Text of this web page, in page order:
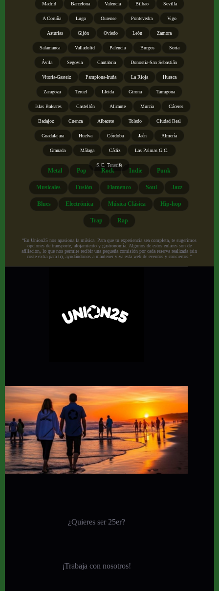
Madrid Barcelona Valencia Bilbao Sevilla
A Coruña Lugo Ourense Pontevedra Vigo
Asturias Gijón Oviedo León Zamora
Salamanca Valladolid Palencia Burgos Soria
Ávila Segovia Cantabria Donostia-San Sebastián
Vitoria-Gasteiz Pamplona-Iruña La Rioja Huesca
Zaragoza Teruel Lleida Girona Tarragona
Islas Baleares Castellón Alicante Murcia Cáceres
Badajoz Cuenca Albacete Toledo Ciudad Real
Guadalajara Huelva Córdoba Jaén Almería
Granada Málaga Cádiz Las Palmas G.C.
S.C. Tenerife
Metal Pop Rock Indie Punk
Musicales Fusión Flamenco Soul Jazz
Blues Electrónica Música Clásica Hip-hop
Trap Rap
“En Union25 nos apasiona la música. Para que tu experiencia sea completa, te sugerimos
opciones de transporte, alojamiento y gastronomía. Algunos de estos enlaces son de
afiliación, lo que nos permite recibir una pequeña comisión por cada reserva realizada (sin
coste extra para ti), ayudándonos a mantener viva esta web de eventos y conciertos.”
¿Quieres ser 25er?
¡Trabaja con nosotros!